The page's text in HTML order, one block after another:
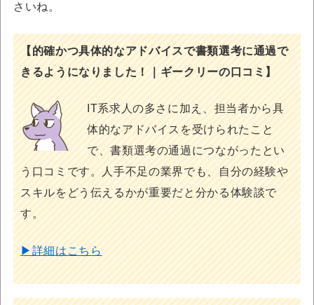
さいね。
【的確かつ具体的なアドバイスで書類選考に通過で
きるようになりました！｜ギークリーの口コミ】
IT系求人の多さに加え、担当者から具
体的なアドバイスを受けられたこと
で、書類選考の通過につながったとい
う口コミです。人手不足の業界でも、自分の経験や
スキルをどう伝えるかが重要だと分かる体験談で
す。
▶詳細はこちら